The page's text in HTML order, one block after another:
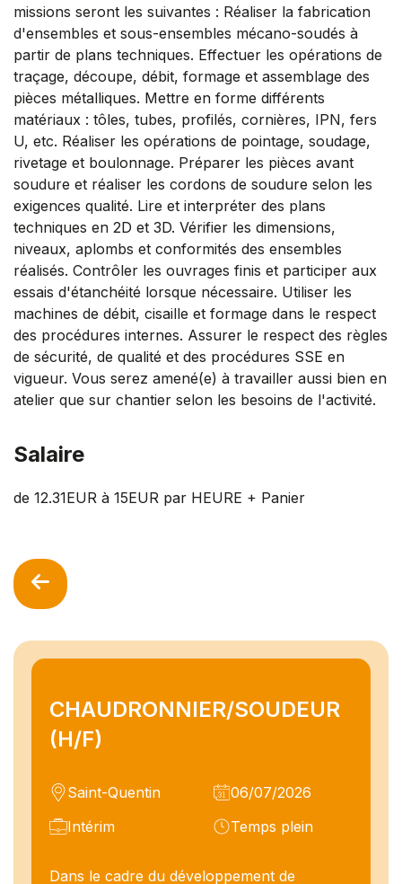
CHAUDRONNIER/SOUDEUR
(H/F)
Saint-Quentin
06/07/2026
Intérim
Temps plein
Dans le cadre du développement de
missions seront les suivantes : Réaliser la fabrication
d'ensembles et sous-ensembles mécano-soudés à
partir de plans techniques. Effectuer les opérations de
traçage, découpe, débit, formage et assemblage des
pièces métalliques. Mettre en forme différents
matériaux : tôles, tubes, profilés, cornières, IPN, fers
U, etc. Réaliser les opérations de pointage, soudage,
rivetage et boulonnage. Préparer les pièces avant
soudure et réaliser les cordons de soudure selon les
exigences qualité. Lire et interpréter des plans
techniques en 2D et 3D. Vérifier les dimensions,
niveaux, aplombs et conformités des ensembles
réalisés. Contrôler les ouvrages finis et participer aux
essais d'étanchéité lorsque nécessaire. Utiliser les
machines de débit, cisaille et formage dans le respect
des procédures internes. Assurer le respect des règles
de sécurité, de qualité et des procédures SSE en
vigueur. Vous serez amené(e) à travailler aussi bien en
atelier que sur chantier selon les besoins de l'activité.
Salaire
de 12.31EUR à 15EUR par HEURE + Panier